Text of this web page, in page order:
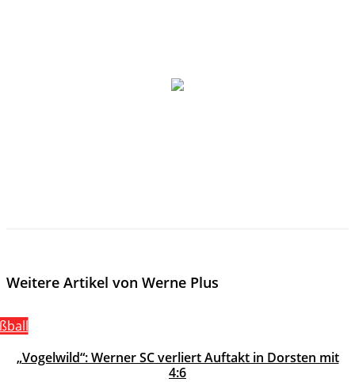
Weitere Artikel von Werne Plus
„Vogelwild“: Werner SC verliert Auftakt in Dorsten mit
4:6